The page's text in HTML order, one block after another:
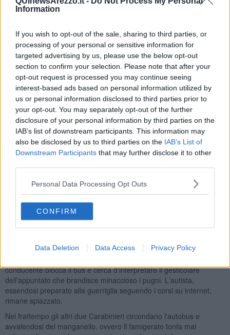
Information
If you wish to opt-out of the sale, sharing to third parties, or
processing of your personal or sensitive information for
targeted advertising by us, please use the below opt-out
section to confirm your selection. Please note that after your
opt-out request is processed you may continue seeing
interest-based ads based on personal information utilized by
us or personal information disclosed to third parties prior to
your opt-out. You may separately opt-out of the further
disclosure of your personal information by third parties on the
IAB’s list of downstream participants. This information may
also be disclosed by us to third parties on the IAB’s List of
Downstream Participants that may further disclose it to other
Personal Data Processing Opt Outs
CONFIRM
Data Deletion Data Access Privacy Policy
una guerra preventiva nei confronti della Nazione che aveva dato i
dell'aeroporto, diretto contro un aereo in fase di atterraggio. La
Polizia territoriale e la Gendarmeria avrebbero litigato a lungo sulla
competenza tanto da dover interpellare il Presidente, che sentito il
suo Consigliere personale, avrebbe deciso di non decidere.
In Russia si sarebbe fatto intervenire i reparti speciali dell'Armata
Rossa e i servizi segreti del disciolto KGB. In Israele lo avrebbero
ritenuto un attacco nei confronti del sionismo e avrebbero fatto
intervenire gli agenti del “Mossad” armati delle loro Beretta calibro
22 a canna lunga. In Italia, niente di tutto questo. La mattina del 20
marzo 2019, l'operatore dei Carabinieri della centrale di Crema che
aveva ricevuto l'allarme, aveva a disposizione solo una Renault
Clio, non blindata, della Stazione Carabinieri di San Donato
Milanese. A bordo c'erano un appuntato, un carabiniere scelto e un
carabiniere semplice. Tutti pugliesi e tutti in attesa della risposta
sulla loro domanda di trasferimento. Vogliono ritornare a Ostuni,
dove prima neanche si conoscevano. Le loro mogli a casa, i figli a
scuola. Gente normale con berretto e bandoliera e scarpette da
ballerini. Non sono i GIS del Tuscania non sono i Nocs della Polizia
di Stato, sono i classici carabinieri che incontriamo tutti giorni per le
pericolo si trasformano in super uomini e con manovra fulminea
conducente blocca il bus e cerca d'interpretare il gesticolare
dell'appuntato che brandisce minaccioso i pugni. L'autista,
essendosi preparato alla guerriglia seguendo i corsi su internet,
rimane spiazzato.
Nel frattempo gli altri due Carabinieri circondano l'autobus e
avvalendosi del manganello, ovvero il famigerato tonfa mai